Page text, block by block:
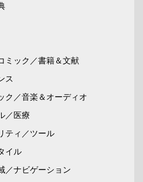
ミック／書籍＆文献
ス
ク／音楽＆オーディオ
／医療
ティ／ツール
イル
／ナビゲーション